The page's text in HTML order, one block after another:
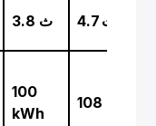
3.8 ث 4.7 ث
100
kWh
108 kWh